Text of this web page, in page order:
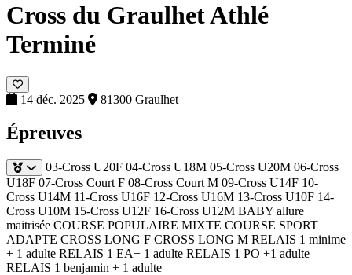
Cross du Graulhet Athlé
Terminé
14 déc. 2025 81300 Graulhet
Épreuves
03-Cross U20F 04-Cross U18M 05-Cross U20M 06-Cross
U18F 07-Cross Court F 08-Cross Court M 09-Cross U14F 10-
Cross U14M 11-Cross U16F 12-Cross U16M 13-Cross U10F 14-
Cross U10M 15-Cross U12F 16-Cross U12M BABY allure
maitrisée COURSE POPULAIRE MIXTE COURSE SPORT
ADAPTE CROSS LONG F CROSS LONG M RELAIS 1 minime
+ 1 adulte RELAIS 1 EA+ 1 adulte RELAIS 1 PO +1 adulte
RELAIS 1 benjamin + 1 adulte